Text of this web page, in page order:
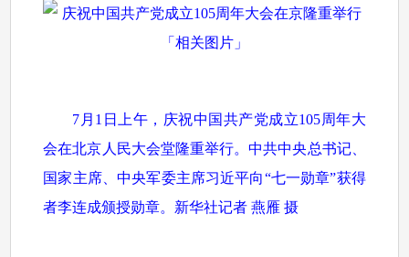
7月1日上午，庆祝中国共产党成立105周年大
会在北京人民大会堂隆重举行。中共中央总书记、
国家主席、中央军委主席习近平向“七一勋章”获得
者李连成颁授勋章。新华社记者 燕雁 摄